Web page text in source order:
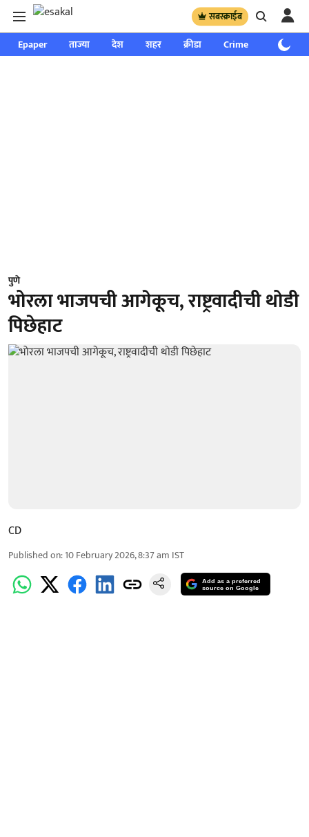
सबस्क्राईब
Epaper ताज्या देश शहर क्रीडा Crime साप्ताहिक
पुणे
भोरला भाजपची आगेकूच, राष्ट्रवादीची थोडी
पिछेहाट
CD
Published on:10 February 2026, 8:37 am IST
Add as a preferred
source on Google